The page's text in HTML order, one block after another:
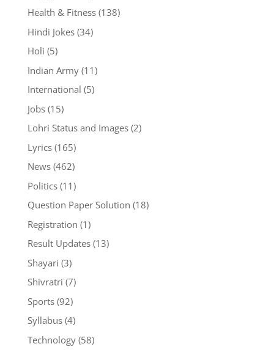
Health & Fitness(138)
Hindi Jokes(34)
Holi (5)
Indian Army(11)
International (5)
Jobs(15)
Lohri Status and Images(2)
Lyrics(165)
News(462)
Politics(11)
Question Paper Solution (18)
Registration (1)
Result Updates(13)
Shayari (3)
Shivratri (7)
Sports(92)
Syllabus(4)
Technology(58)